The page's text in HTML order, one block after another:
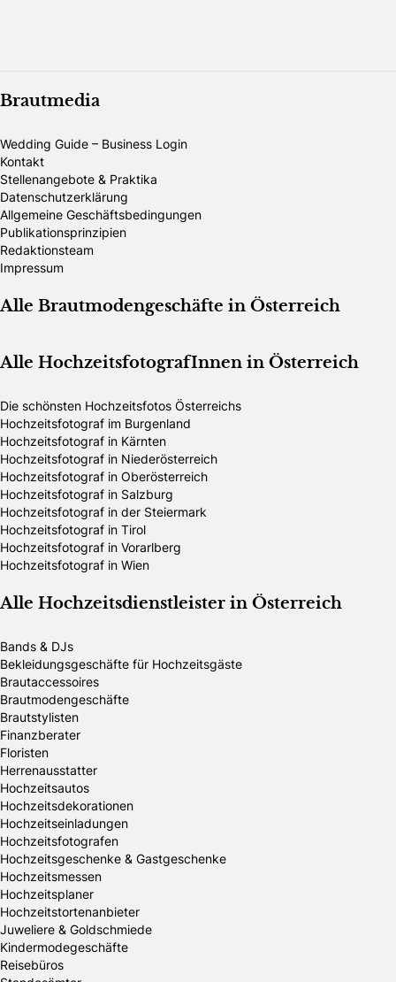
Brautmedia
Wedding Guide – Business Login
Kontakt
Stellenangebote & Praktika
Datenschutzerklärung
Allgemeine Geschäftsbedingungen
Publikationsprinzipien
Redaktionsteam
Impressum
Alle Brautmodengeschäfte in Österreich
Alle HochzeitsfotografInnen in Österreich
Die schönsten Hochzeitsfotos Österreichs
Hochzeitsfotograf im Burgenland
Hochzeitsfotograf in Kärnten
Hochzeitsfotograf in Niederösterreich
Hochzeitsfotograf in Oberösterreich
Hochzeitsfotograf in Salzburg
Hochzeitsfotograf in der Steiermark
Hochzeitsfotograf in Tirol
Hochzeitsfotograf in Vorarlberg
Hochzeitsfotograf in Wien
Alle Hochzeitsdienstleister in Österreich
Bands & DJs
Bekleidungsgeschäfte für Hochzeitsgäste
Brautaccessoires
Brautmodengeschäfte
Brautstylisten
Finanzberater
Floristen
Herrenausstatter
Hochzeitsautos
Hochzeitsdekorationen
Hochzeitseinladungen
Hochzeitsfotografen
Hochzeitsgeschenke & Gastgeschenke
Hochzeitsmessen
Hochzeitsplaner
Hochzeitstortenanbieter
Juweliere & Goldschmiede
Kindermodegeschäfte
Reisebüros